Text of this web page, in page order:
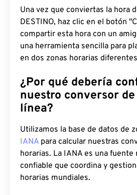
Una vez que conviertas la hora
DESTINO, haz clic en el botón
compartir esta hora con un
una herramienta sencilla para
en dos zonas horarias
¿Por qué debería
nuestro conversor
línea?
Utilizamos la base de datos de
IANA para calcular nuestras
horarias. La IANA es una fuente
confiable que coordina y
horarias mundiales.